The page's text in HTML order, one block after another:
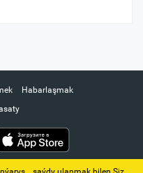
Habarlaşmak